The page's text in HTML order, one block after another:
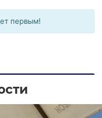
первым!